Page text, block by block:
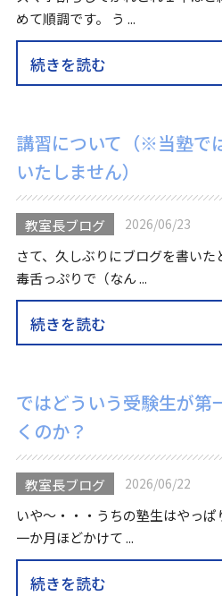
めて順調です。 う ...
続きを読む
講習について（※当塾で
いたしません）
教室長ブログ 2026/06/23
さて、久しぶりにブログを書い
毒舌っぷりで（なん ...
続きを読む
ではどういう受験生が第
くのか？
教室長ブログ 2026/06/22
いや～・・・うちの塾生はやっ
一か月ほどかけて ...
続きを読む